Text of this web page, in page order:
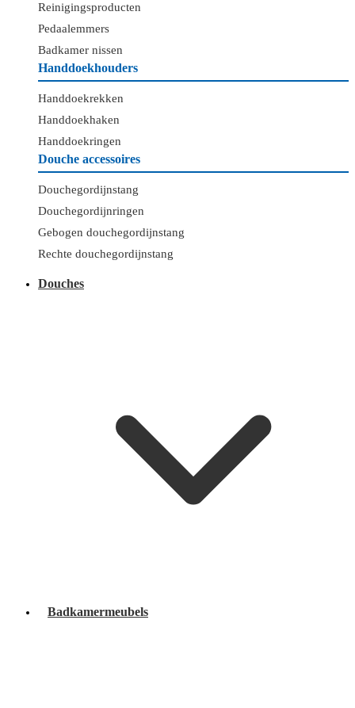
Reinigingsproducten
Pedaalemmers
Badkamer nissen
Handdoekhouders
Handdoekrekken
Handdoekhaken
Handdoekringen
Douche accessoires
Douchegordijnstang
Douchegordijnringen
Gebogen douchegordijnstang
Rechte douchegordijnstang
Douches
Badkamermeubels